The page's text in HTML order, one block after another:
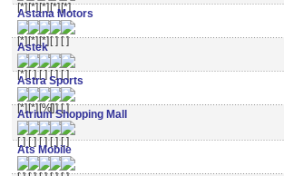
Astana Motors
Astek
Astra Sports
Atrium Shopping Mall
Ats Mobile